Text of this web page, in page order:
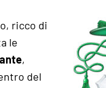
ricco di
le
,
del